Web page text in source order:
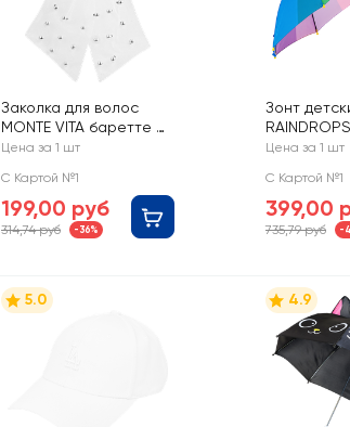
Заколка для волос
MONTE VITA баретте с
бантом и бусинами
Цена за 1 шт
С Картой №1
199,00 руб
314,74 руб -36%
Зонт
RDНL-36025
Цена за 1 шт
С Картой №1
399,00
735,79 руб -
5.0 4.9